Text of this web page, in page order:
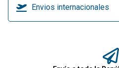
Envios internacionales